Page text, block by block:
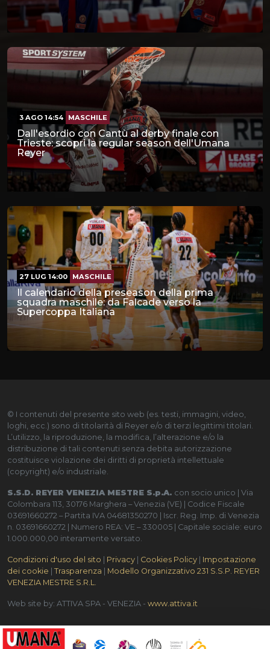
Dall'esordio con Cantù al derby finale con
Trieste: scopri la regular season dell'Umana
Reyer
3 AGO 14:54 MASCHILE
Il calendario della preseason della prima
squadra maschile: da Falcade verso la
Supercoppa Italiana
27 LUG 14:00 MASCHILE
© I contenuti del presente sito web (es. testi, immagini, video,
loghi, ecc.) sono di titolarità di Reyer e/o di terzi legittimi titolari.
L’utilizzo, la riproduzione, la modifica, l’alterazione e/o la
distribuzione di tali contenuti senza debita autorizzazione
costituisce violazione dei diritti di proprietà intellettuale
(copyright) e/o industriale.
S.S.D. REYER VENEZIA MESTRE S.p.A. con socio unico | Via
Colombara 113, 30176 Marghera – Venezia (VE) | Codice Fiscale
03691660272 – Partita IVA 04681350270 | Iscr. Reg. Imp. di Venezia
n. 03691660272 | Numero REA: VE – 330005 | Capitale sociale: euro
1.000.000,00 interamente versato.
Condizioni d'uso del sito Privacy Cookies Policy
Impostazione
dei cookie
Trasparenza
Modello Organizzativo 231 S.S.P. REYER
VENEZIA MESTRE S.R.L.
Web site by: ATTIVA SPA - VENEZIA - www.attiva.it